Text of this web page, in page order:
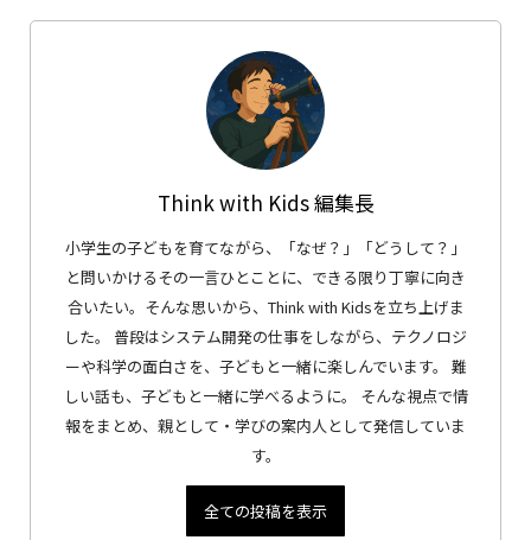
Think with Kids 編集長
小学生の子どもを育てながら、「なぜ？」「どうして？」
と問いかけるその一言ひとことに、できる限り丁寧に向き
合いたい。そんな思いから、Think with Kidsを立ち上げま
した。 普段はシステム開発の仕事をしながら、テクノロジ
ーや科学の面白さを、子どもと一緒に楽しんでいます。 難
しい話も、子どもと一緒に学べるように。 そんな視点で情
報をまとめ、親として・学びの案内人として発信していま
す。
全ての投稿を表示